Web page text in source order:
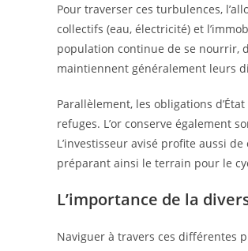
Pour traverser ces turbulences,
collectifs (eau, électricité) et
population continue de se nourrir,
maintiennent généralement leurs
Parallèlement, les obligations
refuges. L’or conserve également
L’investisseur avisé profite aussi
préparant ainsi le terrain pour le
L’importance de la
Naviguer à travers ces différentes